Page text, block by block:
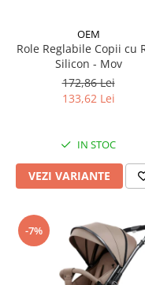
OEM
Role Reglabile Copii cu
Silicon - Mov
172,86 Lei
133,62 Lei
IN STOC
VEZI VARIANTE
-7%